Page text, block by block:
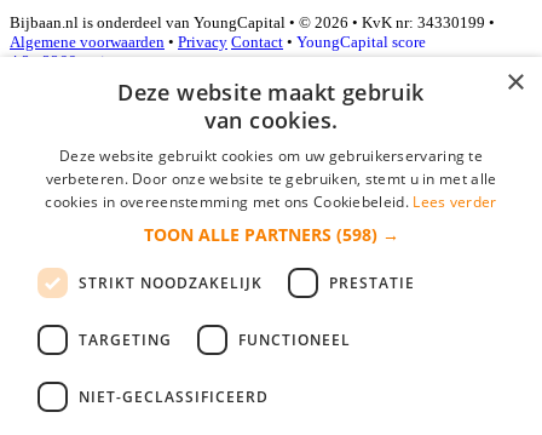
Bijbaan.nl is onderdeel van YoungCapital • © 2026 • KvK nr: 34330199 •
Algemene voorwaarden • Privacy Contact • YoungCapital score
4.3 - 3366 reviews
Inloggen als bedrijf
*
login gegevens onthouden
login
Bedrijf aanmelden
×
Deze website maakt gebruik
van cookies.
Deze website gebruikt cookies om uw gebruikerservaring te
verbeteren. Door onze website te gebruiken, stemt u in met alle
cookies in overeenstemming met ons Cookiebeleid. Lees verder
TOON ALLE PARTNERS (598) →
STRIKT NOODZAKELIJK PRESTATIE
TARGETING FUNCTIONEEL
NIET-GECLASSIFICEERD